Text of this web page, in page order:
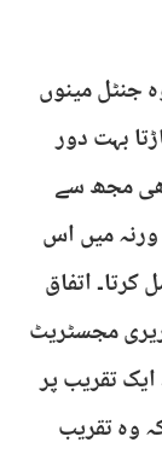
جنٹل مینوں
بہت دور
مجھ سے
میں اس
اتفاق
مجسٹریٹ
تقریب پر
وہ تقریب